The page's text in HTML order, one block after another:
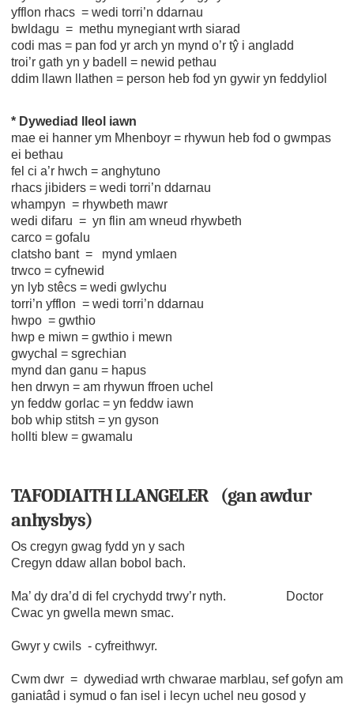
yfflon rhacs = wedi torri’n ddarnau
bwldagu = methu mynegiant wrth siarad
codi mas = pan fod yr arch yn mynd o’r tŷ i angladd
troi’r gath yn y badell = newid pethau
ddim llawn llathen = person heb fod yn gywir yn feddyliol
* Dywediad lleol iawn
mae ei hanner ym Mhenboyr = rhywun heb fod o gwmpas
ei bethau
fel ci a’r hwch = anghytuno
rhacs jibiders = wedi torri’n ddarnau
whampyn = rhywbeth mawr
wedi difaru = yn flin am wneud rhywbeth
carco = gofalu
clatsho bant = mynd ymlaen
trwco = cyfnewid
yn lyb stêcs = wedi gwlychu
torri’n yfflon = wedi torri’n ddarnau
hwpo = gwthio
hwp e miwn = gwthio i mewn
gwychal = sgrechian
mynd dan ganu = hapus
hen drwyn = am rhywun ffroen uchel
yn feddw gorlac = yn feddw iawn
bob whip stitsh = yn gyson
hollti blew = gwamalu
TAFODIAITH LLANGELER (gan awdur
anhysbys)
Os cregyn gwag fydd yn y sach
Cregyn ddaw allan bobol bach.
Ma’ dy dra’d di fel crychydd trwy’r nyth. Doctor
Cwac yn gwella mewn smac.
Gwyr y cwils - cyfreithwyr.
Cwm dwr = dywediad wrth chwarae marblau, sef gofyn am
ganiatâd i symud o fan isel i lecyn uchel neu gosod y